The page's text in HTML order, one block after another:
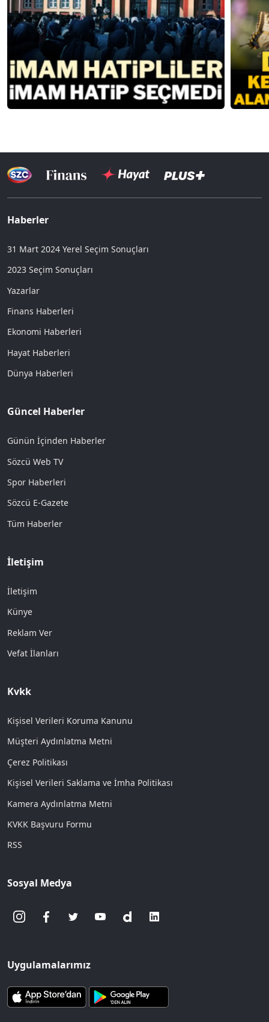
Haberler
31 Mart 2024 Yerel Seçim Sonuçları
2023 Seçim Sonuçları
Yazarlar
Finans Haberleri
Ekonomi Haberleri
Hayat Haberleri
Dünya Haberleri
Güncel Haberler
Günün İçinden Haberler
Sözcü Web TV
Spor Haberleri
Sözcü E-Gazete
Tüm Haberler
İletişim
İletişim
Künye
Reklam Ver
Vefat İlanları
Kvkk
Kişisel Verileri Koruma Kanunu
Müşteri Aydınlatma Metni
Çerez Politikası
Kişisel Verileri Saklama ve İmha Politikası
Kamera Aydınlatma Metni
KVKK Başvuru Formu
RSS
Sosyal Medya
Uygulamalarımız